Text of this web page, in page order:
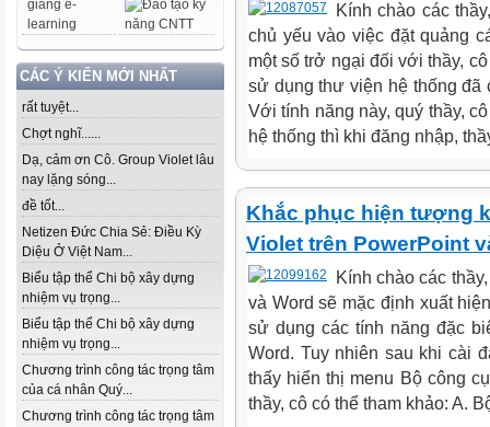
CÁC Ý KIẾN MỚI NHẤT
rất tuyệt...
Chợt nghĩ......
Dạ, cảm ơn Cô. Group Violet lâu
nay lặng sóng...
đề tốt...
Netizen Đức Chia Sẻ: Điều Kỳ
Diệu Ở Việt Nam...
Biểu tập thể Chi bộ xây dựng
nhiệm vụ trọng...
Biểu tập thể Chi bộ xây dựng
nhiệm vụ trọng...
Chương trình công tác trọng tâm
của cá nhân Quý...
Chương trình công tác trọng tâm
Kính chào các
chủ yếu vào việc đặt quảng
một số trở ngại đối với thầy,
sử dụng thư viện hệ thống đã
Với tính năng này, quý thầy,
hệ thống thì khi đăng nhập,
Khắc phục hiện tượng
Violet trên PowerPoint
Kính chào các
và Word sẽ mặc định xuất
sử dụng các tính năng đặc
Word. Tuy nhiên sau khi cài
thấy hiển thị menu Bộ công
thầy, cô có thể tham khảo: A.